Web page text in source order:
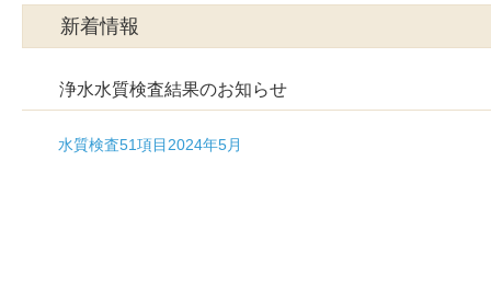
新着情報
浄水水質検査結果のお知らせ
水質検査51項目2024年5月